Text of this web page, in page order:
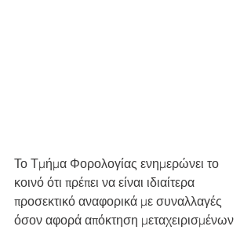
Το Τμήμα Φορολογίας ενημερώνει το
κοινό ότι πρέπει να είναι ιδιαίτερα
προσεκτικό αναφορικά με συναλλαγές
όσον αφορά απόκτηση μεταχειρισμένων